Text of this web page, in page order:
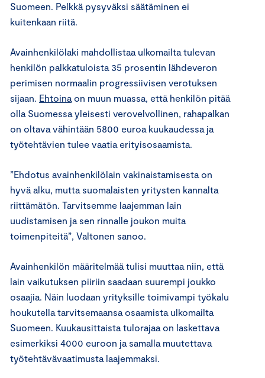
Suomeen. Pelkkä pysyväksi säätäminen ei
kuitenkaan riitä.
Avainhenkilölaki mahdollistaa ulkomailta tulevan
henkilön palkkatuloista 35 prosentin lähdeveron
perimisen normaalin progressiivisen verotuksen
sijaan. Ehtoina on muun muassa, että henkilön pitää
olla Suomessa yleisesti verovelvollinen, rahapalkan
on oltava vähintään 5800 euroa kuukaudessa ja
työtehtävien tulee vaatia erityisosaamista.
”Ehdotus avainhenkilölain vakinaistamisesta on
hyvä alku, mutta suomalaisten yritysten kannalta
riittämätön. Tarvitsemme laajemman lain
uudistamisen ja sen rinnalle joukon muita
toimenpiteitä”, Valtonen sanoo.
Avainhenkilön määritelmää tulisi muuttaa niin, että
lain vaikutuksen piiriin saadaan suurempi joukko
osaajia. Näin luodaan yrityksille toimivampi työkalu
houkutella tarvitsemaansa osaamista ulkomailta
Suomeen. Kuukausittaista tulorajaa on laskettava
esimerkiksi 4000 euroon ja samalla muutettava
työtehtävävaatimusta laajemmaksi.